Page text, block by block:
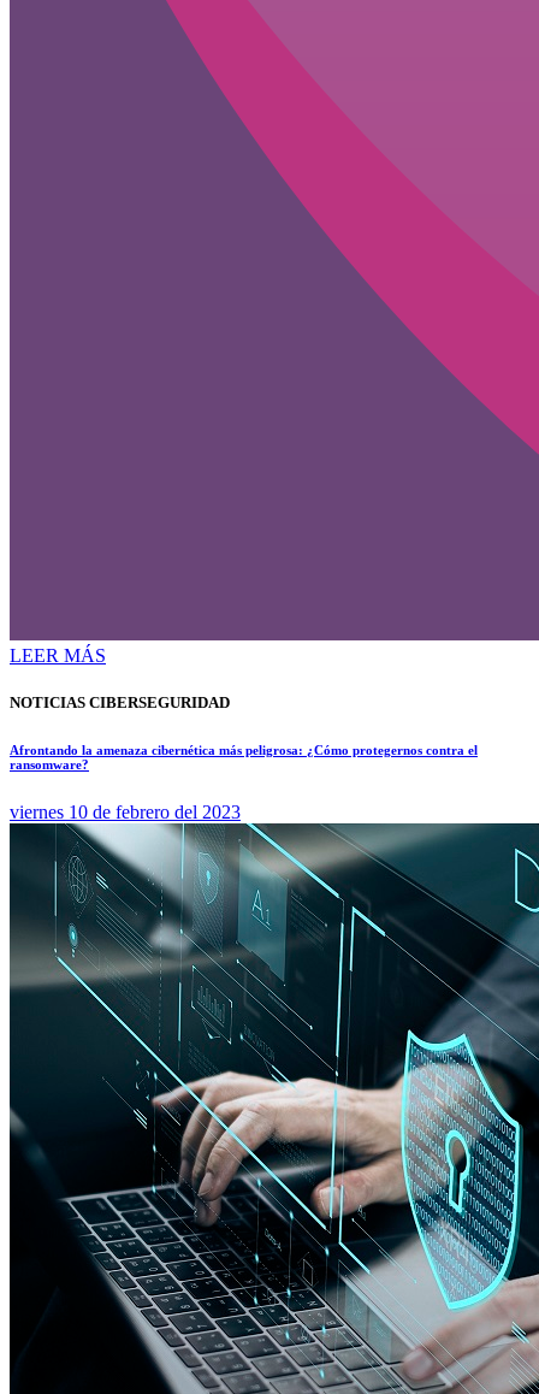
LEER MÁS
NOTICIAS CIBERSEGURIDAD
Afrontando la amenaza cibernética más peligrosa: ¿Cómo protegernos contra el
ransomware?
viernes 10 de febrero del 2023